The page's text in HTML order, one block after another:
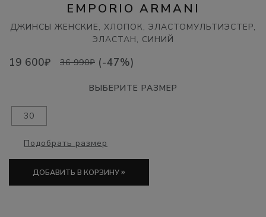
EMPORIO ARMANI
ДЖИНСЫ ЖЕНСКИЕ, ХЛОПОК, ЭЛАСТОМУЛЬТИЭСТЕР,
ЭЛАСТАН, СИНИЙ
19 600₽ 36 990₽ (-47%)
ВЫБЕРИТЕ РАЗМЕР
30
Подобрать размер
ДОБАВИТЬ В КОРЗИНУ»